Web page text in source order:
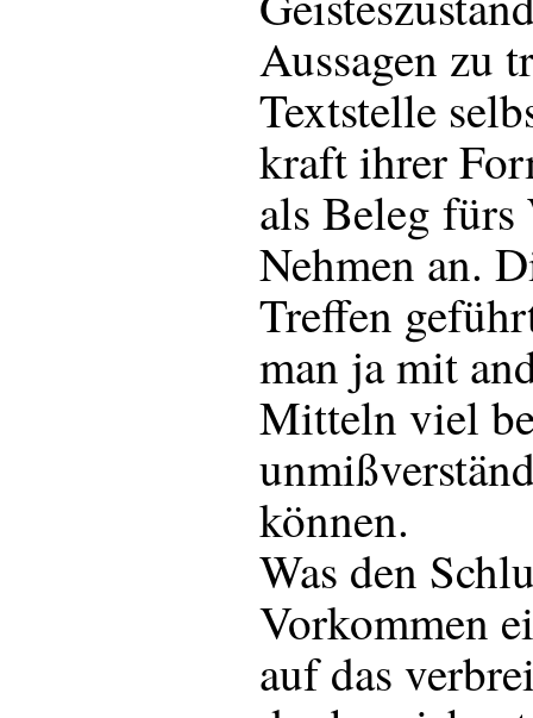
Aussagen zu
Textstelle
kraft ihrer
als Beleg
Nehmen an.
Treffen
man ja mit
Mitteln viel
können.
Was den
Vorkommen
auf das